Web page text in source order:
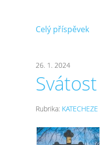
Celý příspěvek
26. 1. 2024
Rubrika: KATECHEZE